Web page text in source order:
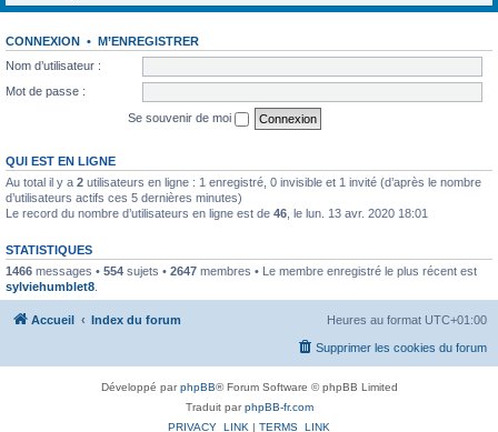
CONNEXION • M’ENREGISTRER
Nom d’utilisateur :
Mot de passe :
Se souvenir de moi
QUI EST EN LIGNE
Au total il y a 2 utilisateurs en ligne : 1 enregistré, 0 invisible et 1 invité (d’après le nombre
d’utilisateurs actifs ces 5 dernières minutes)
Le record du nombre d’utilisateurs en ligne est de 46 , le lun. 13 avr. 2020 18:01
STATISTIQUES
1466 messages • 554 sujets • 2647 membres • Le membre enregistré le plus récent est
sylviehumblet8
Accueil Index du forum Heures au format UTC+01:00
Supprimer les cookies du forum
Développé parphpBB® Forum Software © phpBB Limited
Traduit parphpBB-fr.com
PRIVACY_LINK | TERMS_LINK